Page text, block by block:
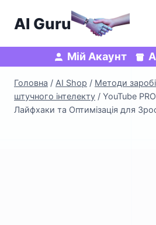
AI Guru
Мій Акаунт
Головна / AI Shop / Методи
штучного інтелекту / YouTube
Лайфхаки та Оптимізація для